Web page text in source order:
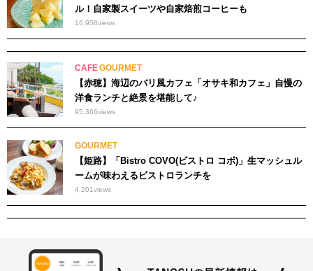
ル！自家製スイーツや自家焙煎コーヒーも
16,958views
CAFEGOURMET
【赤穂】海辺のバリ風カフェ「オサキ和カフェ」自慢の
洋食ランチと絶景を堪能して♪
95,366views
GOURMET
【姫路】「Bistro COVO(ビストロ コボ)」生マッシュル
ームが味わえるビストロランチを
4,201views